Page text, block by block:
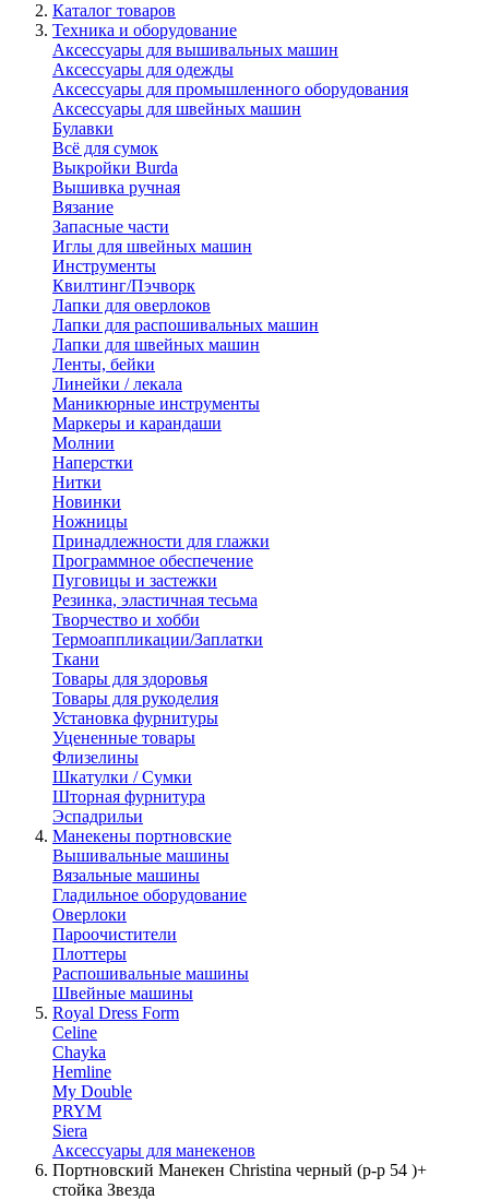
Каталог товаров
Техника и оборудование
Аксессуары для вышивальных машин
Аксессуары для одежды
Аксессуары для промышленного оборудования
Аксессуары для швейных машин
Булавки
Всё для сумок
Выкройки Burda
Вышивка ручная
Вязание
Запасные части
Иглы для швейных машин
Инструменты
Квилтинг/Пэчворк
Лапки для оверлоков
Лапки для распошивальных машин
Лапки для швейных машин
Ленты, бейки
Линейки / лекала
Маникюрные инструменты
Маркеры и карандаши
Молнии
Наперстки
Нитки
Новинки
Ножницы
Принадлежности для глажки
Программное обеспечение
Пуговицы и застежки
Резинка, эластичная тесьма
Творчество и хобби
Термоаппликации/Заплатки
Ткани
Товары для здоровья
Товары для рукоделия
Установка фурнитуры
Уцененные товары
Флизелины
Шкатулки / Сумки
Шторная фурнитура
Эспадрильи
Манекены портновские
Вышивальные машины
Вязальные машины
Гладильное оборудование
Оверлоки
Пароочистители
Плоттеры
Распошивальные машины
Швейные машины
Royal Dress Form
Celine
Chayka
Hemline
My Double
PRYM
Siera
Аксессуары для манекенов
Портновский Манекен Christina черный (р-р 54 )+
стойка Звезда